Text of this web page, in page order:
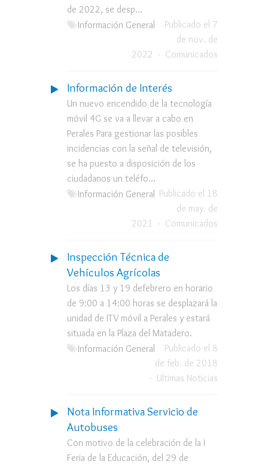
de 2022, se desp...
Información General
Publicado el 7
de nov. de
2022 - Comunicados
Información de Interés
Un nuevo encendido de la tecnología
móvil 4G se va a llevar a cabo en
Perales Para gestionar las posibles
incidencias con la señal de televisión,
se ha puesto a disposición de los
ciudadanos un teléfo...
Información General
Publicado el 18
de may. de
2021 - Comunicados
Inspección Técnica de
Vehículos Agrícolas
Los días 13 y 19 defebrero en horario
de 9:00 a 14:00 horas se desplazará la
unidad de ITV móvil a Perales y estará
situada en la Plaza del Matadero.
Información General
Publicado el 8
de feb. de 2018
- Ultimas Noticias
Nota Informativa Servicio de
Autobuses
Con motivo de la celebración de la I
Feria de la Educación, del 29 de